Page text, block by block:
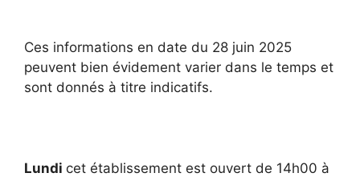
Ces informations en date du 28 juin 2025
peuvent bien évidement varier dans le temps et
sont donnés à titre indicatifs.
Lundi cet établissement est ouvert de 14h00 à